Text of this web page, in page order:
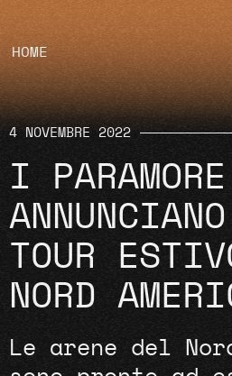
HOME
4 NOVEMBRE 2022
I PARAMORE
TOUR
NORD
Le arene del